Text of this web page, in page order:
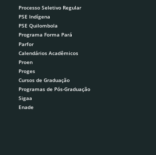
Processo Seletivo Regular
PSE Indígena
PSE Quilombola
Programa Forma Pará
Parfor
Calendários Acadêmicos
Proen
Proges
Cursos de Graduação
Programas de Pós-Graduação
Sigaa
Enade